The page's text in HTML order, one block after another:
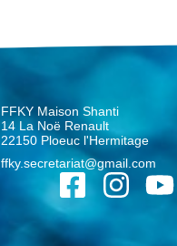
FFKY Maison Shanti
14 La Noë Renault
22150 Ploeuc l'Hermitage
ffky.secretariat@gmail.com